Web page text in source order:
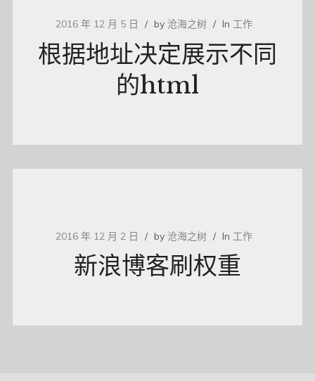
2016 年 12 月 5 日 by 沧海之树 In 工作
根据地址决定展示不同
的html
2016 年 12 月 2 日 by 沧海之树 In 工作
新浪博客刷权重